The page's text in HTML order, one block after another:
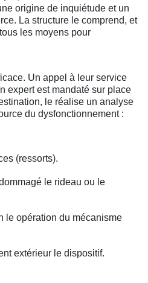
origine de inquiétude et un
La structure le comprend, et
les moyens pour
Un appel à leur service
expert est mandaté sur place
le réalise un analyse
du dysfonctionnement :
(ressorts).
le rideau ou le
le opération du mécanisme
extérieur le dispositif.